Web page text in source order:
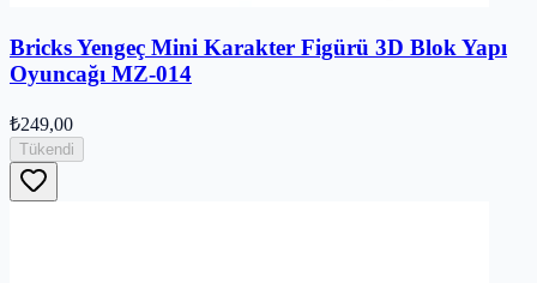
Bricks Yengeç Mini Karakter Figürü 3D Blok Yapı
Oyuncağı MZ-014
₺249,00
Tükendi